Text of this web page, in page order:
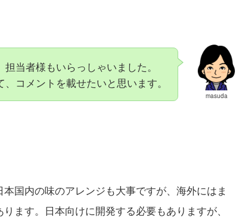
masuda
当者様もいらっしゃいました。
コメントを載せたいと思います。
国内の味のアレンジも大事ですが、海外にはま
ます。日本向けに開発する必要もありますが、